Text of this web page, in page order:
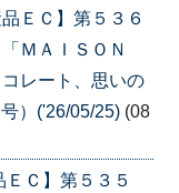
ＥＣ】第５３６
ＭＡＩＳＯＮ
レート、思いの
）('26/05/25) (08
ＥＣ】第５３５